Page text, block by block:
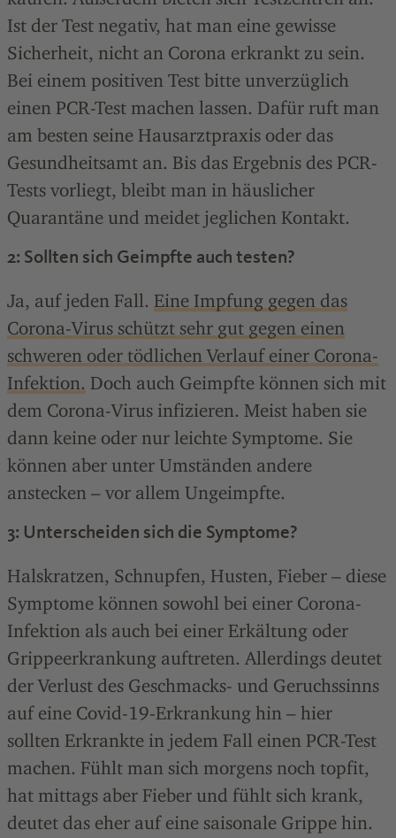
Ist der Test negativ, hat man eine gewisse
Sicherheit, nicht an Corona erkrankt zu sein.
Bei einem positiven Test bitte unverzüglich
einen PCR-Test machen lassen. Dafür ruft man
am besten seine Hausarztpraxis oder das
Gesundheitsamt an. Bis das Ergebnis des PCR-
Tests vorliegt, bleibt man in häuslicher
Quarantäne und meidet jeglichen Kontakt.
2: Sollten sich Geimpfte auch testen?
Ja, auf jeden Fall. Eine Impfung gegen das
Corona-Virus schützt sehr gut gegen einen
schweren oder tödlichen Verlauf einer Corona-
Infektion. Doch auch Geimpfte können sich mit
dem Corona-Virus infizieren. Meist haben sie
dann keine oder nur leichte Symptome. Sie
können aber unter Umständen andere
anstecken – vor allem Ungeimpfte.
3: Unterscheiden sich die Symptome?
Halskratzen, Schnupfen, Husten, Fieber – diese
Symptome können sowohl bei einer Corona-
Infektion als auch bei einer Erkältung oder
Grippeerkrankung auftreten. Allerdings deutet
der Verlust des Geschmacks- und Geruchssinns
auf eine Covid-19-Erkrankung hin – hier
sollten Erkrankte in jedem Fall einen PCR-Test
machen. Fühlt man sich morgens noch topfit,
hat mittags aber Fieber und fühlt sich krank,
deutet das eher auf eine saisonale Grippe hin.